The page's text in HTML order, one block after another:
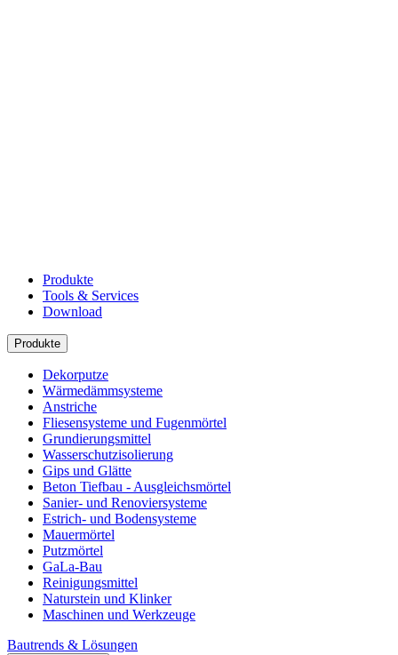
Produkte
Tools & Services
Download
Produkte
Dekorputze
Wärmedämmsysteme
Anstriche
Fliesensysteme und Fugenmörtel
Grundierungsmittel
Wasserschutzisolierung
Gips und Glätte
Beton Tiefbau - Ausgleichsmörtel
Sanier- und Renoviersysteme
Estrich- und Bodensysteme
Mauermörtel
Putzmörtel
GaLa-Bau
Reinigungsmittel
Naturstein und Klinker
Maschinen und Werkzeuge
Bautrends & Lösungen